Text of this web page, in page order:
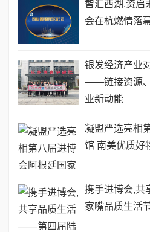
智汇西湖,资启
会在杭燃情落
银发经济产业
——链接资源、
业新动能
凝盟严选亮相
馆 南美优质好
携手进博会,
家嘴品质生活